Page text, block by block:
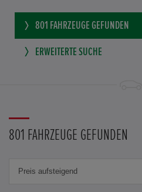
801 FAHRZEUGE GEFUNDEN
ERWEITERTE SUCHE
801 FAHRZEUGE GEFUNDEN